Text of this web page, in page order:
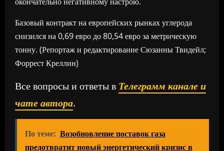
Базовый контракт на европейских рынках углерода
снизился на 0,69 евро до 80,54 евро за метрическую
тонну. (Репортаж и редактирование Сюзанны Твидейл;
Форрест Креллин)
Все вопросы и ответы в Телеграмм канале и
чате автора.
По теме: Возобновление поставок газа
предотвратит новый энергетический кризис в